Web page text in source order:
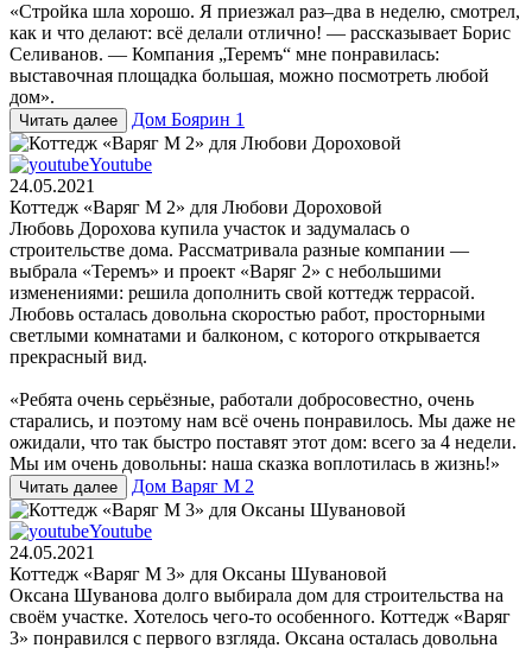
«Стройка шла хорошо. Я приезжал раз–два в неделю, смотрел,
как и что делают: всё делали отлично! — рассказывает Борис
Селиванов. — Компания „Теремъ“ мне понравилась:
выставочная площадка большая, можно посмотреть любой
дом».
Читать далее Дом Боярин 1
Youtube
24.05.2021
Коттедж «Варяг М 2» для Любови Дороховой
Любовь Дорохова купила участок и задумалась о
строительстве дома. Рассматривала разные компании —
выбрала «Теремъ» и проект «Варяг 2» с небольшими
изменениями: решила дополнить свой коттедж террасой.
Любовь осталась довольна скоростью работ, просторными
светлыми комнатами и балконом, с которого открывается
прекрасный вид.
«Ребята очень серьёзные, работали добросовестно, очень
старались, и поэтому нам всё очень понравилось. Мы даже не
ожидали, что так быстро поставят этот дом: всего за 4 недели.
Мы им очень довольны: наша сказка воплотилась в жизнь!»
Читать далее Дом Варяг М 2
Youtube
24.05.2021
Коттедж «Варяг М 3» для Оксаны Шувановой
Оксана Шуванова долго выбирала дом для строительства на
своём участке. Хотелось чего-то особенного. Коттедж «Варяг
3» понравился с первого взгляда. Оксана осталась довольна